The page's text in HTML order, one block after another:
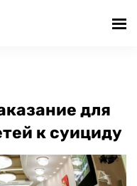
для
к суициду